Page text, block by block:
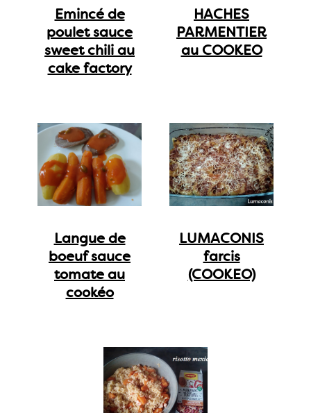
Emincé de
poulet sauce
sweet chili au
cake factory
HACHES
PARMENTIER
au COOKEO
Langue de
boeuf sauce
tomate au
cookéo
LUMACONIS
farcis
(COOKEO)